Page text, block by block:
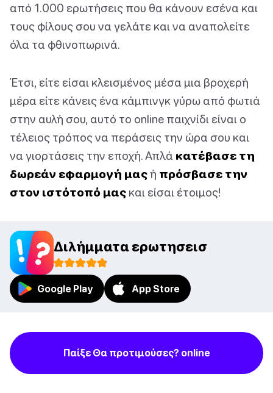
από 1.000 ερωτήσεις που θα κάνουν εσένα και
τους φίλους σου να γελάτε και να αναπολείτε
όλα τα φθινοπωρινά.
Έτσι, είτε είσαι κλεισμένος μέσα μια βροχερή
μέρα είτε κάνεις ένα κάμπινγκ γύρω από φωτιά
στην αυλή σου, αυτό το online παιχνίδι είναι ο
τέλειος τρόπος να περάσεις την ώρα σου και
να γιορτάσεις την εποχή. Απλά κατέβασε τη
δωρεάν εφαρμογή μαςή πρόσβασε την
στον ιστότοπό μας και είσαι έτοιμος!
Διλήμματα ερωτησεισ
Google Play App Store
Παίξε Θα προτιμούσες? online